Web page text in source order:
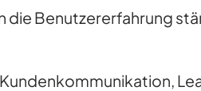
Benutzererfahrung